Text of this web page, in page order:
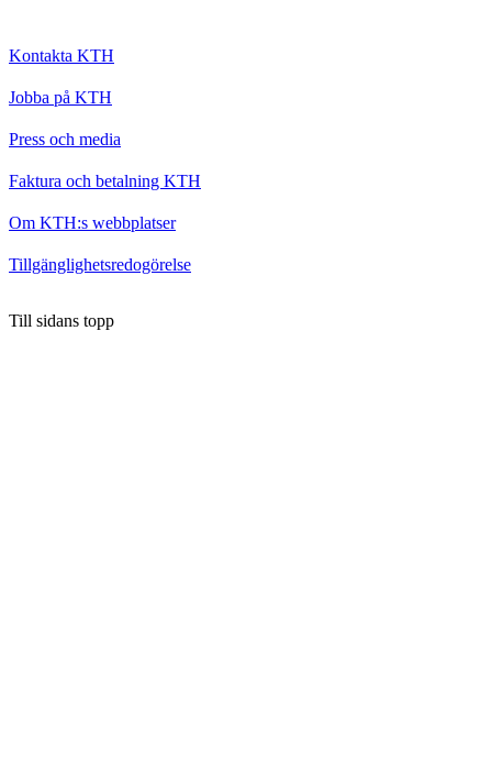
Kontakta KTH
Jobba på KTH
Press och media
Faktura och betalning KTH
Om KTH:s webbplatser
Tillgänglighetsredogörelse
Till sidans topp